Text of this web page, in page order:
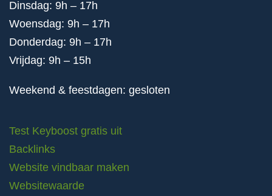
Dinsdag: 9h – 17h
Woensdag: 9h – 17h
Donderdag: 9h – 17h
Vrijdag: 9h – 15h
Weekend & feestdagen: gesloten
Test Keyboost gratis uit
Backlinks
Website vindbaar maken
Websitewaarde